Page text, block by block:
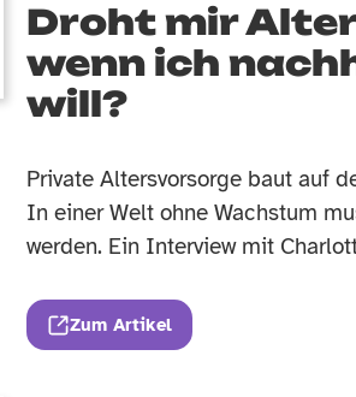
Droht mir
wenn ich
will?
Private Altersvorsorge baut auf
In einer Welt ohne Wachstum
werden. Ein Interview mit
Zum Artikel